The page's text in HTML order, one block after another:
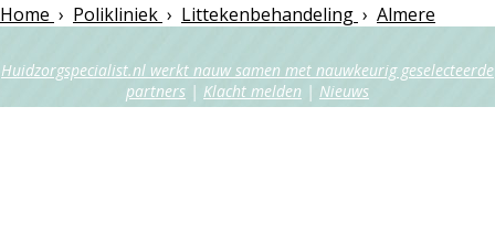
Home › Polikliniek › Littekenbehandeling › Almere
Huidzorgspecialist.nl werkt nauw samen met nauwkeurig geselecteerde
partners | Klacht melden | Nieuws